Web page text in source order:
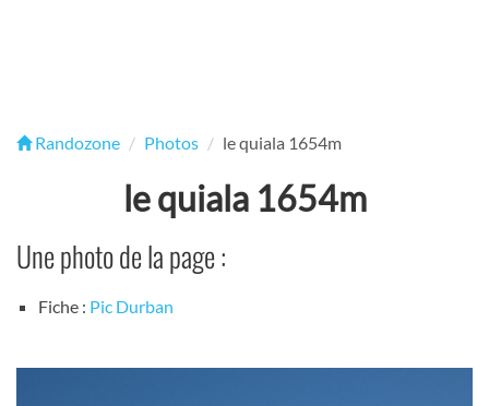
Randozone Photos le quiala 1654m
le quiala 1654m
Une photo de la page :
Fiche : Pic Durban